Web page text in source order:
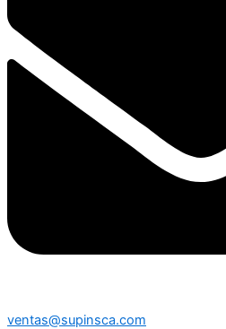
ventas@supinsca.com